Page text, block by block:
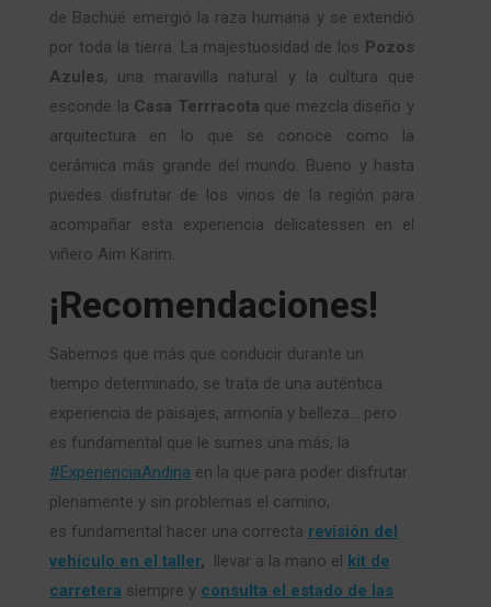
de Bachué emergió la raza humana y se extendió
por toda la tierra. La majestuosidad de los Pozos
Azules, una maravilla natural y la cultura que
esconde la Casa Terrracota que mezcla diseño y
arquitectura en lo que se conoce como la
cerámica más grande del mundo. Bueno y hasta
puedes disfrutar de los vinos de la región para
acompañar esta experiencia delicatessen en el
viñero Aim Karim.
¡Recomendaciones!
Sabemos que más que conducir durante un
tiempo determinado, se trata de una auténtica
experiencia de paisajes, armonía y belleza… pero
es fundamental que le sumes una más, la
#ExperienciaAndina en la que para poder disfrutar
plenamente y sin problemas el camino,
es fundamental hacer una correcta revisión del
vehículo en el taller, llevar a la mano el kit de
carretera siempre y consulta el estado de las